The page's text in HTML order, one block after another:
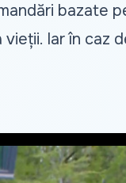
bazate
Iar în caz